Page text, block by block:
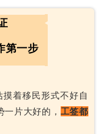
第一步
摸着移民形式不好自
片大好的， 工签都